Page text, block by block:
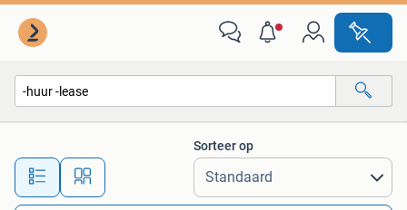
Alle afstanden…
Sorteer op